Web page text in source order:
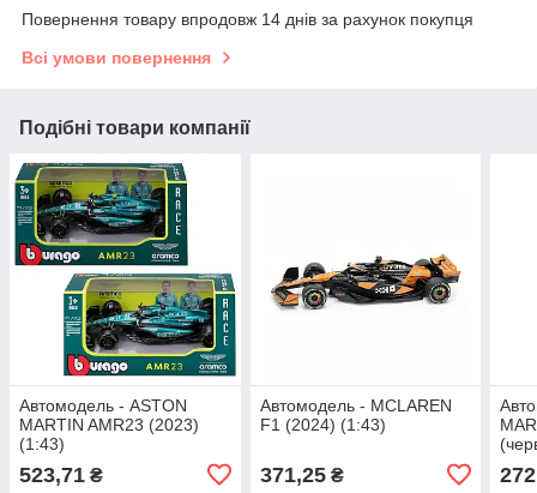
Повернення товару впродовж 14 днів за рахунок покупця
Всі умови повернення
Подібні товари компанії
Автомодель - ASTON
MARTIN AMR23 (2023)
(1:43)
523,71 ₴
Автомодель - MCLAREN
F1 (2024) (1:43)
371,25₴